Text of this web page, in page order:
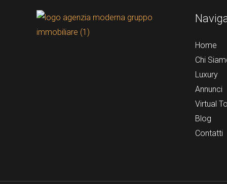
Home
Chi
Luxury
Annunci
Virtual
Blog
Contatti